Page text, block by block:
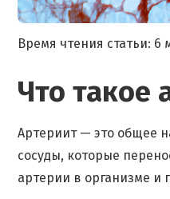
Время чтения статьи: 6
Что такое
Артериит — это общее
сосуды, которые
артерии в организме и